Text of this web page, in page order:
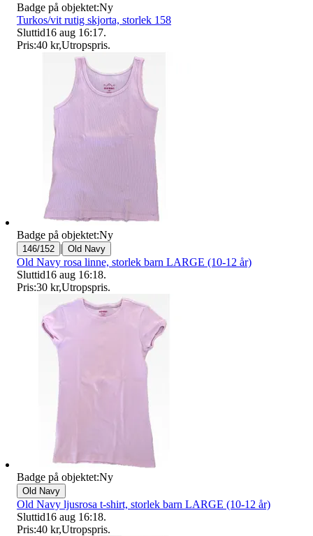
Badge på objektet:Ny
Turkos/vit rutig skjorta, storlek 158
Sluttid16 aug 16:17.
Pris:40 kr,Utropspris.
Badge på objektet:Ny
146/152 | Old Navy
Old Navy rosa linne, storlek barn LARGE (10-12 år)
Sluttid16 aug 16:18.
Pris:30 kr,Utropspris.
Badge på objektet:Ny
Old Navy
Old Navy ljusrosa t-shirt, storlek barn LARGE (10-12 år)
Sluttid16 aug 16:18.
Pris:40 kr,Utropspris.